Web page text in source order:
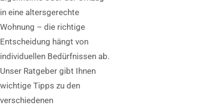
in eine altersgerechte
Wohnung – die richtige
Entscheidung hängt von
individuellen Bedürfnissen ab.
Unser Ratgeber gibt Ihnen
wichtige Tipps zu den
verschiedenen